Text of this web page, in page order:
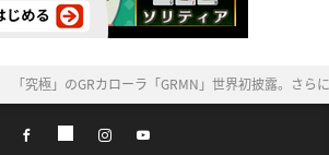
「究極」のGRカローラ「GRMN」世界初披露。さ